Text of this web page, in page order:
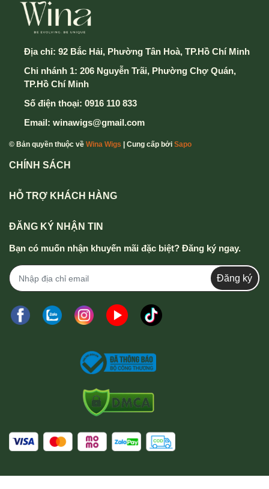
Địa chỉ: 92 Bắc Hải, Phường Tân Hoà, TP.Hồ Chí Minh
Chi nhánh 1: 206 Nguyễn Trãi, Phường Chợ Quán,
TP.Hồ Chí Minh
Số điện thoại: 0916 110 833
Email: winawigs@gmail.com
© Bản quyền thuộc về Wina Wigs | Cung cấp bởi Sapo
CHÍNH SÁCH
HỖ TRỢ KHÁCH HÀNG
ĐĂNG KÝ NHẬN TIN
Bạn có muốn nhận khuyến mãi đặc biệt? Đăng ký ngay.
Đăng ký